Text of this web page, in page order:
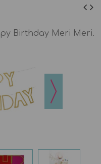
Birthday Meri Meri.